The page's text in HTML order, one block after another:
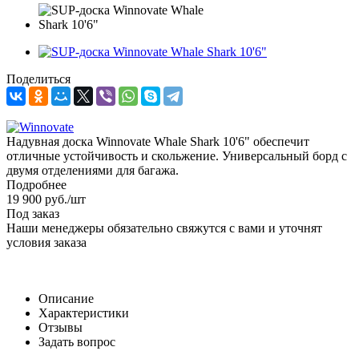
Поделиться
Надувная доска Winnovate Whale Shark 10'6" обеспечит
отличные устойчивость и скольжение. Универсальный борд с
двумя отделениями для багажа.
Подробнее
19 900 руб./шт
Под заказ
Наши менеджеры обязательно свяжутся с вами и уточнят
условия заказа
Описание
Характеристики
Отзывы
Задать вопрос